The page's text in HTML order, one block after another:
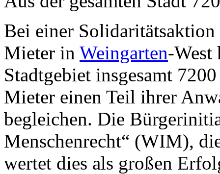
Bei einer
Mieter in Weingarten-West
Stadtgebiet insgesamt
Mieter einen Teil ihrer
begleichen. Die
Menschenrecht“ (WIM),
wertet dies als großen